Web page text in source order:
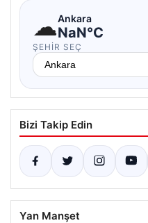
☁Ankara
NaN°C
ŞEHIR SEÇ
Bizi Takip Edin
Yan Manşet